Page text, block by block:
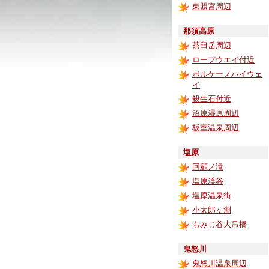
東照宮周辺
那須高原
茶臼岳周辺
ロープウエイ付近
ボルケーノハイウェ
イ
殺生石付近
沼原湿原周辺
板室温泉周辺
塩原
回顧ノ滝
塩原渓谷
塩原温泉街
小太郎ヶ淵
もみじ谷大吊橋
鬼怒川
鬼怒川温泉周辺